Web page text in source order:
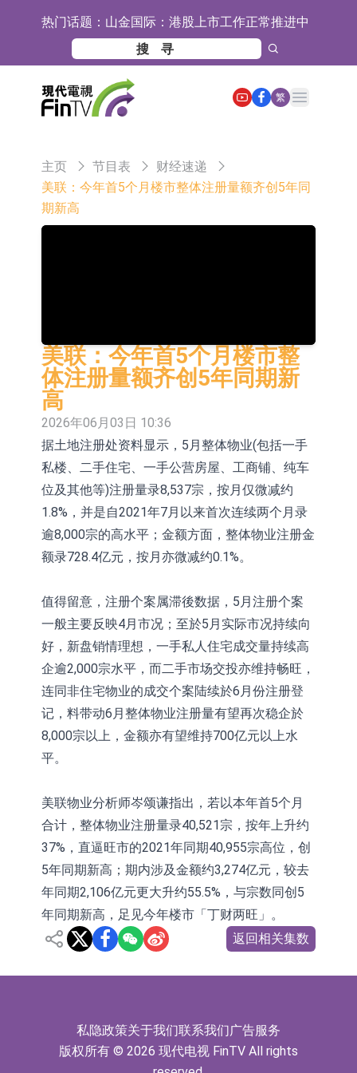
热门话题： 山金国际：港股上市工作正常推进中
【异动股】港股跌幅榜前十，九福来
(08611.HK)跌21.43%，天瑞汽车内饰
(06162.HK)跌18.44%
【异动股】港股涨幅榜前十，佳明集
团控股(01271.HK)涨+78.22%，拿森
斯迪克：公司为国内折叠屏核心功能
款1类创新药、6款2类新药
聚辰股份：公司VPD芯片已顺利通过
海"系列智算模组 系列产品基于国产
CPU与GPU构建
【异动股】医疗研发外包板块拉升，
博腾股份(300363.CN)涨20.02%
日韩股市收盘双双下跌
场为主 并已取得欧美相关认证
上交所：财通多策略福鑫定期开放灵
活配置混合型发起式证券投资基金临
时停牌
上交所：景顺长城全球半导体芯片产
业股票型证券投资基金临时停牌
【异动股】港股跌幅榜前十，卡森国
际(00496.HK)跌22.40%，九福来
(08611.HK)跌21.01%
【异动股】港股涨幅榜前十，拿森科
技(02261.HK)涨+75.05%，辰兴发展
(02286.HK)涨+64.91%
神火股份：新疆神火铝水转化率已
100%
【异动股】焦炭Ⅲ板块下挫，陕西黑
猫(601015.CN)跌8.38%
浙江证监局对财通证券股份有限公司
采取出具警示函措施
繁
Open main menu
主页 节目表
财经速递
美联：今年首5个月楼市整体注册量额齐创5年同
期新高
美联：今年首5个月楼市整
体注册量额齐创5年同期新
高
2026年06月03日 10:36
据土地注册处资料显示，5月整体物业(包括一手
私楼、二手住宅、一手公营房屋、工商铺、纯车
位及其他等)注册量录8,537宗，按月仅微减约
1.8%，并是自2021年7月以来首次连续两个月录
逾8,000宗的高水平；金额方面，整体物业注册金
额录728.4亿元，按月亦微减约0.1%。
值得留意，注册个案属滞後数据，5月注册个案
一般主要反映4月市况；至於5月实际市况持续向
好，新盘销情理想，一手私人住宅成交量持续高
企逾2,000宗水平，而二手市场交投亦维持畅旺，
连同非住宅物业的成交个案陆续於6月份注册登
记，料带动6月整体物业注册量有望再次稳企於
8,000宗以上，金额亦有望维持700亿元以上水
平。
美联物业分析师岑颂谦指出，若以本年首5个月
合计，整体物业注册量录40,521宗，按年上升约
37%，直逼旺市的2021年同期40,955宗高位，创
5年同期新高；期内涉及金额约3,274亿元，较去
年同期2,106亿元更大升约55.5%，与宗数同创5
年同期新高，足见今年楼市「丁财两旺」。
返回相关集数
私隐政策关于我们联系我们广告服务
版权所有 © 2026 现代电视 FinTV All rights